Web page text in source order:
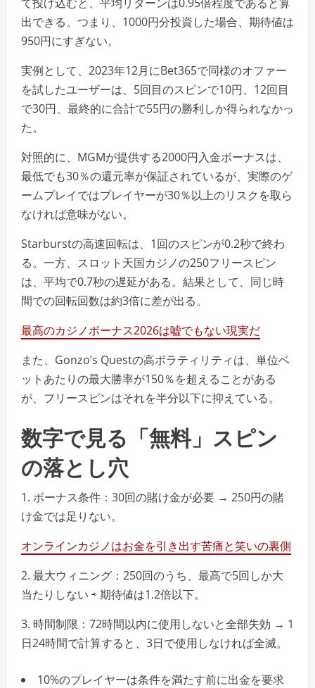
出できる。つまり、1000円分投資した場合、期待値は
950円にすぎない。
実例として、2023年12月にBet365で同様のオファー
を試したユーザーは、5回目のスピンで10円、12回目
で30円、最終的に合計で55円の勝利しか得られなかっ
た。
対照的に、MGMが提供する2000円入金ボーナスは、
最低でも30％の還元率が保証されているが、実際のゲ
ームプレイではプレイヤーが30％以上のリスクを取ら
なければ意味がない。
Starburstの高速回転は、1回のスピンが0.2秒で終わ
る。一方、スロット天国カジノの250フリースピン
は、平均で0.7秒の遅延がある。結果として、同じ時
間での回転回数は約3倍に差が出る。
最高のカジノボーナス2026は嘘でもない現実だ
また、Gonzo’s Questの高ボラティリティは、単位ベ
ットあたりの最大勝率が150％を超えることがある
が、フリースピンはそれを半分以下に抑えている。
数字で見る「無料」スピン
の落とし穴
1. ボーナス条件：30回の賭け金が必要 → 250円の賭
け金では足りない。
オンラインカジノはお金を引き出す苦痛と笑いの裏側
2. 最大ウィニング：250回のうち、最高で5回しか大
当たりしない ⇨ 期待値は1.2倍以下。
3. 時間制限：72時間以内に使用しないと全部失効 → 1
日24時間で計算すると、3日で使用しなければ全滅。
10%のプレイヤーは条件を満たす前に出金を要求